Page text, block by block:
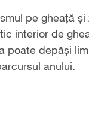
pe gheață
interior de
poate depăşi
anului.